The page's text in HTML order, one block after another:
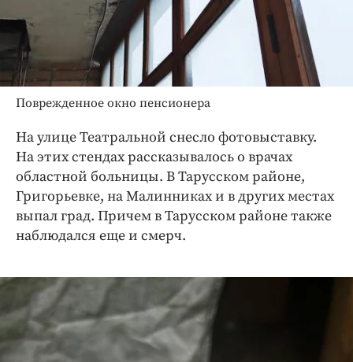
Поврежденное окно пенсионера
На улице Театральной снесло фотовыставку.
На этих стендах рассказывалось о врачах
областной больницы. В Тарусском районе,
Григорьевке, на Малинниках и в других местах
выпал град. Причем в Тарусском районе также
наблюдался еще и смерч.